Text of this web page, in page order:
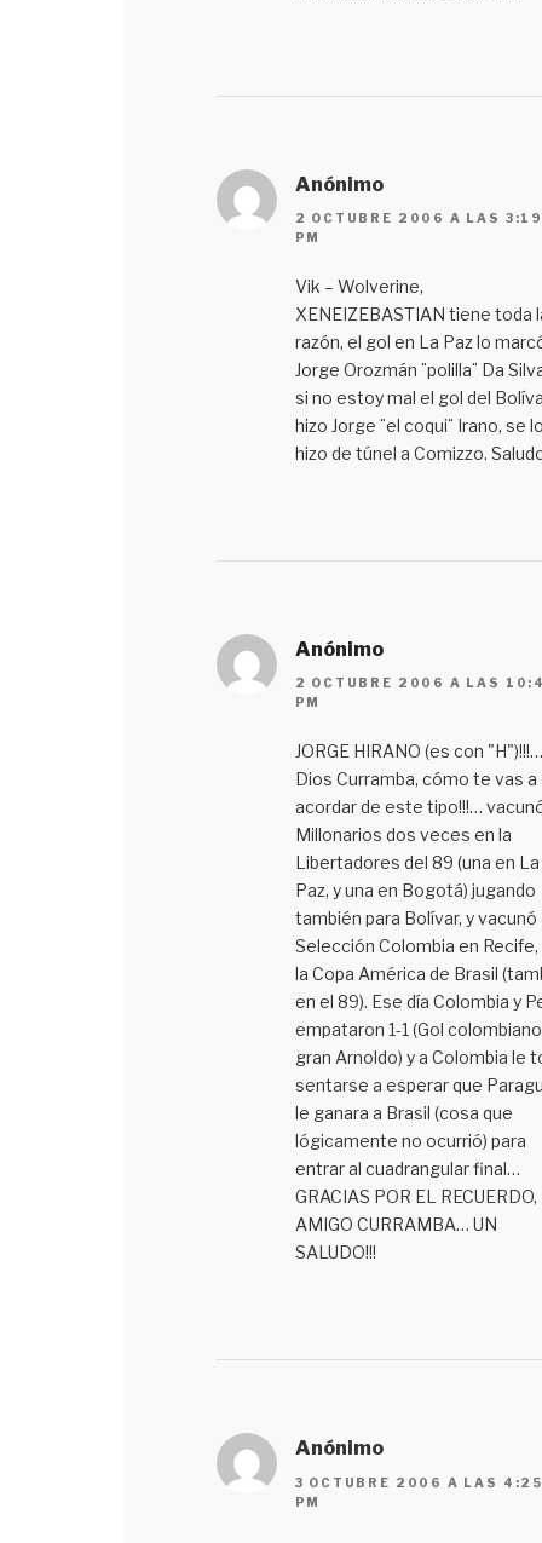
Anónimo
2 OCTUBRE 2006 A LAS
PM
Vik – Wolverine,
XENEIZEBASTIAN tiene toda
razón, el gol en La Paz lo
Jorge Orozmán ¨polilla¨ Da
si no estoy mal el gol del
hizo Jorge ¨el coqui¨ Irano, se
hizo de túnel a Comizzo.
Anónimo
2 OCTUBRE 2006 A LAS
PM
JORGE HIRANO (es con
Dios Curramba, cómo te vas a
acordar de este tipo!!!…
Millonarios dos veces en la
Libertadores del 89 (una en La
Paz, y una en Bogotá) jugando
también para Bolívar, y vacunó
Selección Colombia en Recife,
la Copa América de Brasil
en el 89). Ese día Colombia y
empataron 1-1 (Gol
gran Arnoldo) y a Colombia le
sentarse a esperar que
le ganara a Brasil (cosa que
lógicamente no ocurrió) para
entrar al cuadrangular final…
GRACIAS POR EL RECUERDO,
AMIGO CURRAMBA… UN
SALUDO!!!
Anónimo
3 OCTUBRE 2006 A LAS
PM